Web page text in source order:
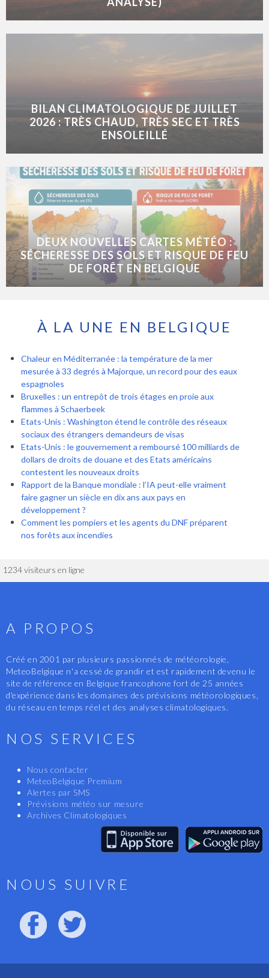
BILAN CLIMATOLOGIQUE DE JUILLET
2026 : TRÈS CHAUD, TRÈS SEC ET TRÈS
ENSOLEILLÉ
DEUX NOUVELLES CARTES MÉTÉO :
SÉCHERESSE DES SOLS ET RISQUE DE FEU
DE FORÊT EN BELGIQUE
À LA UNE EN BELGIQUE
Chaleur en Méditerranée : la température de la mer
mesurée à 33 degrés à Majorque, un record pour des eaux
espagnoles
Bruxelles : un entrepôt de trois étages en proie aux
flammes à Schaerbeek
Etats-Unis : Washington étend le contrôle des réseaux
sociaux des étrangers demandeurs de visas
Etats-Unis : le gouvernement a remboursé 100 milliards de
dollars de droits de douane et des Etats américains
contestent les nouveaux droits
Rapport de la Banque mondiale : l’IA peut-elle vraiment
faire gagner un siècle en dix ans aux pays en
développement ?
Comment les pompiers et les agents du DNF préparent
nos forêts aux incendies
1234 visiteurs en ligne
A PROPOS
Créé en 2001 par plusieurs passionnés de météorologie,
MeteoBelgique n'a cessé de grandir et est rapidement devenu le
site de référence en Belgique francophone fort de 25 années
d'expérience dans les domaines des prévisions météorologiques,
du réseau en temps réel et des analyses climatologiques.
NOS SERVICES
Nous contacter
MeteoBelgique Premium
Alertes par SMS
Prévisions météo sur mesure
Archives Climatologiques
NOUS SUIVRE